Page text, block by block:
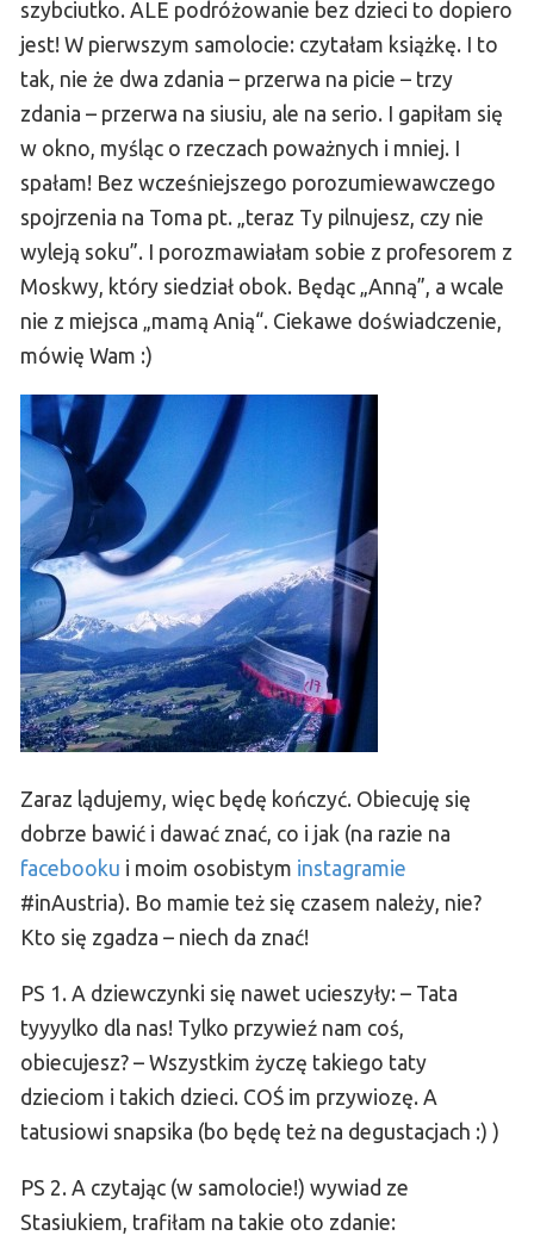
szybciutko. ALE podróżowanie bez dzieci to dopiero
jest! W pierwszym samolocie: czytałam książkę. I to
tak, nie że dwa zdania – przerwa na picie – trzy
zdania – przerwa na siusiu, ale na serio. I gapiłam się
w okno, myśląc o rzeczach poważnych i mniej. I
spałam! Bez wcześniejszego porozumiewawczego
spojrzenia na Toma pt. „teraz Ty pilnujesz, czy nie
wyleją soku”. I porozmawiałam sobie z profesorem z
Moskwy, który siedział obok. Będąc „Anną”, a wcale
nie z miejsca „mamą Anią“. Ciekawe doświadczenie,
mówię Wam :)
Zaraz lądujemy, więc będę kończyć. Obiecuję się
dobrze bawić i dawać znać, co i jak (na razie na
facebooku i moim osobistym instagramie
#inAustria). Bo mamie też się czasem należy, nie?
Kto się zgadza – niech da znać!
PS 1. A dziewczynki się nawet ucieszyły: – Tata
tyyyylko dla nas! Tylko przywieź nam coś,
obiecujesz? – Wszystkim życzę takiego taty
dzieciom i takich dzieci. COŚ im przywiozę. A
tatusiowi snapsika (bo będę też na degustacjach :) )
PS 2. A czytając (w samolocie!) wywiad ze
Stasiukiem, trafiłam na takie oto zdanie: